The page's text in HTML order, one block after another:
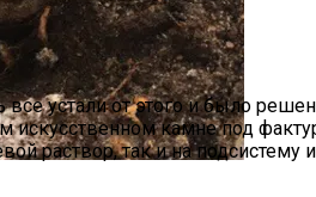
устали от этого и было
камне под
раствор, так и на